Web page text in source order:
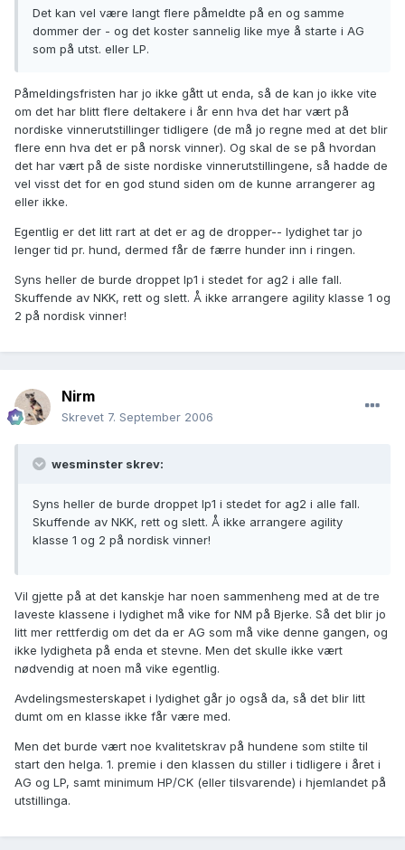
Det kan vel være langt flere påmeldte på en og samme
dommer der - og det koster sannelig like mye å starte i AG
som på utst. eller LP.
Påmeldingsfristen har jo ikke gått ut enda, så de kan jo ikke vite
om det har blitt flere deltakere i år enn hva det har vært på
nordiske vinnerutstillinger tidligere (de må jo regne med at det blir
flere enn hva det er på norsk vinner). Og skal de se på hvordan
det har vært på de siste nordiske vinnerutstillingene, så hadde de
vel visst det for en god stund siden om de kunne arrangerer ag
eller ikke.
Egentlig er det litt rart at det er ag de dropper-- lydighet tar jo
lenger tid pr. hund, dermed får de færre hunder inn i ringen.
Syns heller de burde droppet lp1 i stedet for ag2 i alle fall.
Skuffende av NKK, rett og slett. Å ikke arrangere agility klasse 1 og
2 på nordisk vinner!
Nirm
Skrevet 7. September 2006
wesminster skrev:
Syns heller de burde droppet lp1 i stedet for ag2 i alle fall.
Skuffende av NKK, rett og slett. Å ikke arrangere agility
klasse 1 og 2 på nordisk vinner!
Vil gjette på at det kanskje har noen sammenheng med at de tre
laveste klassene i lydighet må vike for NM på Bjerke. Så det blir jo
litt mer rettferdig om det da er AG som må vike denne gangen, og
ikke lydigheta på enda et stevne. Men det skulle ikke vært
nødvendig at noen må vike egentlig.
Avdelingsmesterskapet i lydighet går jo også da, så det blir litt
dumt om en klasse ikke får være med.
Men det burde vært noe kvalitetskrav på hundene som stilte til
start den helga. 1. premie i den klassen du stiller i tidligere i året i
AG og LP, samt minimum HP/CK (eller tilsvarende) i hjemlandet på
utstillinga.